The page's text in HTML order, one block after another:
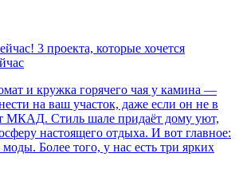
3 проекта, которые хочется
и кружка горячего чая у камина —
на ваш участок, даже если он не в
МКАД. Стиль шале придаёт дому уют,
настоящего отдыха. И вот главное:
Более того, у нас есть три ярких